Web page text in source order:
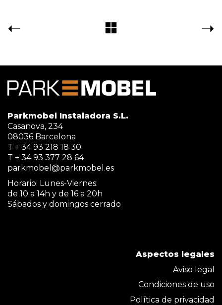
Parkmobel Instaladora S.L.
Casanova, 234
08036 Barcelona
T + 34 93 218 18 30
T + 34 93 377 28 64
parkmobel@parkmobel.es
Horario: Lunes-Viernes:
de 10 a 14h y de 16 a 20h
Sábados y domingos cerrado
Aspectos legales
Aviso legal
Condiciones de uso
Política de privacidad